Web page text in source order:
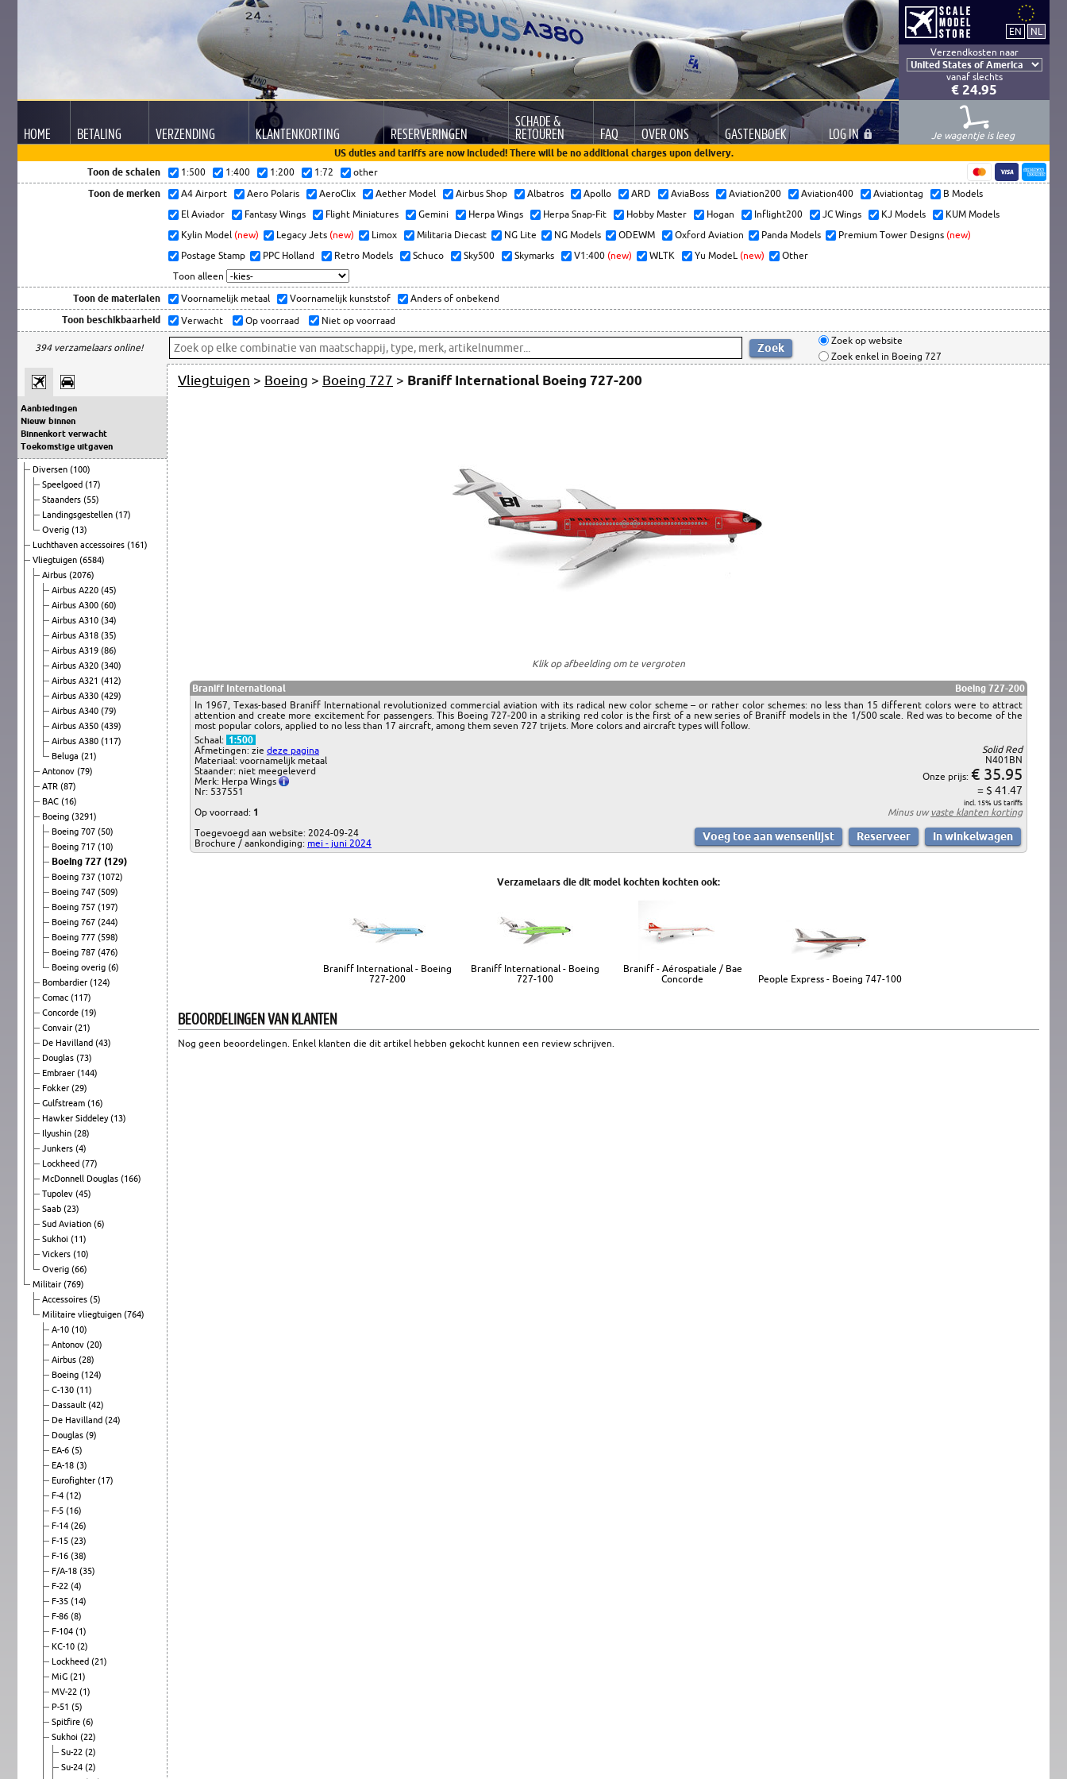
Verzendkosten naar
vanaf slechts
€ 24.95
HOME BETALING VERZENDING KLANTENKORTING RESERVERINGEN
SCHADE &
RETOUREN FAQ OVER ONS GASTENBOEK LOGIN
Je wagentje is leeg
US duties and tariffs are now included! There will be no additional charges upon delivery.
Toon de schalen
1:500 1:400 1:200 1:72 other
Toon de merken A4 Airport Aero Polaris AeroClix Aether Model Airbus Shop Albatros Apollo ARD AviaBoss Aviation200 Aviation400 Aviationtag
B Models
El Aviador
Fantasy Wings Flight Miniatures Gemini Herpa Wings Herpa Snap-Fit Hobby Master Hogan Inflight200 JC Wings KJ Models
KUM Models
Kylin Model (new) Legacy Jets (new) Limox Militaria Diecast NG Lite NG Models ODEWM Oxford Aviation Panda Models Premium Tower Designs (new)
Postage Stamp
PPC Holland Retro Models Schuco Sky500 Skymarks V1:400 (new) WLTK Yu ModeL (new)
Other
Toon alleen
Toon de materialen Voornamelijk metaal Voornamelijk kunststof Anders of onbekend
Toon beschikbaarheid Verwacht Op voorraad Niet op voorraad
394 verzamelaars online!
Zoek op website
Zoek enkel in Boeing 727
Aanbiedingen
Nieuw binnen
Binnenkort verwacht
Toekomstige uitgaven
Diversen (100)
Speelgoed (17)
Staanders (55)
Landingsgestellen (17)
Overig (13)
Luchthaven accessoires (161)
Vliegtuigen (6584)
Airbus (2076)
Airbus A220 (45)
Airbus A300 (60)
Airbus A310 (34)
Airbus A318 (35)
Airbus A319 (86)
Airbus A320 (340)
Airbus A321 (412)
Airbus A330 (429)
Airbus A340 (79)
Airbus A350 (439)
Airbus A380 (117)
Beluga (21)
Antonov (79)
ATR (87)
BAC (16)
Boeing (3291)
Boeing 707 (50)
Boeing 717 (10)
Boeing 727 (129)
Boeing 737 (1072)
Boeing 747 (509)
Boeing 757 (197)
Boeing 767 (244)
Boeing 777 (598)
Boeing 787 (476)
Boeing overig (6)
Bombardier (124)
Comac (117)
Concorde (19)
Convair (21)
De Havilland (43)
Douglas (73)
Embraer (144)
Fokker (29)
Gulfstream (16)
Hawker Siddeley(13)
Ilyushin (28)
Junkers (4)
Lockheed (77)
McDonnell Douglas (166)
Tupolev (45)
Saab (23)
Sud Aviation (6)
Sukhoi (11)
Vickers (10)
Overig (66)
Militair (769)
Accessoires (5)
Militaire vliegtuigen (764)
A-10 (10)
Antonov (20)
Airbus (28)
Boeing (124)
C-130 (11)
Dassault (42)
De Havilland (24)
Douglas (9)
EA-6 (5)
EA-18 (3)
Eurofighter (17)
F-4 (12)
F-5 (16)
F-14 (26)
F-15 (23)
F-16 (38)
F/A-18 (35)
F-22 (4)
F-35 (14)
F-86 (8)
F-104 (1)
KC-10 (2)
Lockheed (21)
MiG (21)
MV-22 (1)
P-51 (5)
Spitfire (6)
Sukhoi (22)
Su-22 (2)
Su-24 (2)
Vliegtuigen > Boeing > Boeing 727 > Braniff International Boeing 727-200
Klik op afbeelding om te vergroten
Braniff International
Boeing 727-200
In 1967, Texas-based Braniff International revolutionized commercial aviation with its radical new color scheme – or rather color schemes: no less than 15 different colors were to attract
attention and create more excitement for passengers. This Boeing 727-200 in a striking red color is the first of a new series of Braniff models in the 1/500 scale. Red was to become of the
most popular colors, applied to no less than 17 aircraft, among them seven 727 trijets. More colors and aircraft types will follow.
Schaal: 1:500
Afmetingen: zie deze pagina
Materiaal: voornamelijk metaal
Staander: niet meegeleverd
Merk: Herpa Wings
Nr: 537551
Op voorraad: 1
Toegevoegd aan website: 2024-09-24
Brochure / aankondiging: mei - juni 2024
Solid Red
N401BN
Onze prijs: € 35.95
= $ 41.47
incl. 15% US tariffs
Minus uwvaste klanten korting
Verzamelaars die dit model kochten kochten ook:
Braniff International - Boeing
727-200
Braniff International - Boeing
727-100
Braniff - Aérospatiale / Bae
Concorde
People Express - Boeing 747-100
BEOORDELINGEN VAN KLANTEN
Nog geen beoordelingen. Enkel klanten die dit artikel hebben gekocht kunnen een review schrijven.